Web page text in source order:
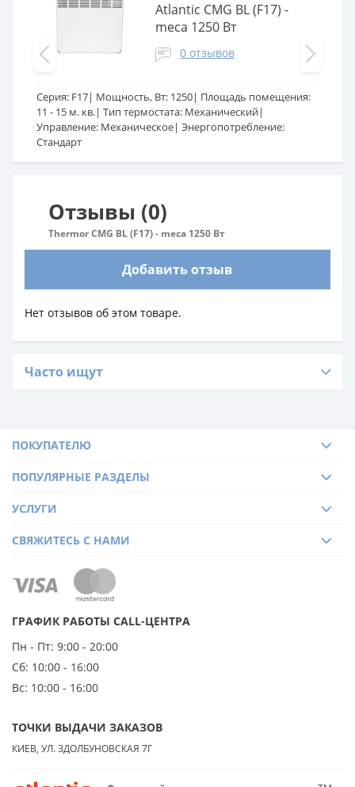
Atlantic CMG BL (F17) -
meca 1250 Вт
0 отзывов
Серия: F17 Мощность, Вт: 1250
Площадь помещения:
11 - 15 м. кв. Тип термостата: Механический
Управление: Механическое Энергопотребление:
Стандарт
Отзывы (0)
Thermor CMG BL (F17) - meca 1250 Вт
Добавить отзыв
Нет отзывов об этом товаре.
Часто ищут
ПОКУПАТЕЛЮ
ПОПУЛЯРНЫЕ РАЗДЕЛЫ
УСЛУГИ
ГРАФИК РАБОТЫ CALL-ЦЕНТРА
Пн - Пт: 9:00 - 20:00
Сб: 10:00 - 16:00
Вс: 10:00 - 16:00
ТОЧКИ ВЫДАЧИ ЗАКАЗОВ
КИЕВ, УЛ. ЗДОЛБУНОВСКАЯ 7Г
СВЯЖИТЕСЬ С НАМИ